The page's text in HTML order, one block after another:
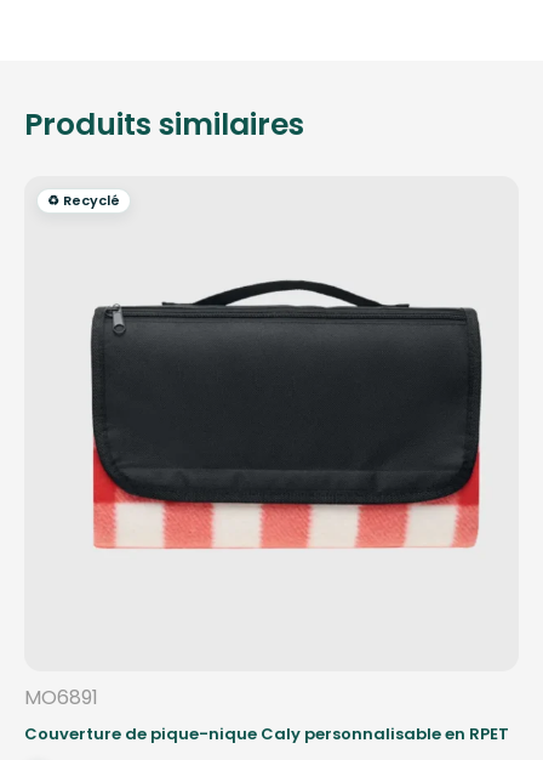
Produits similaires
♻️ Recyclé
MO6891
Couverture de pique-nique Caly personnalisable en RPET